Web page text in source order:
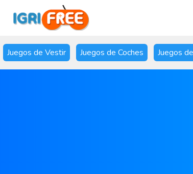
Juegos de Vestir Juegos de Coches Juegos